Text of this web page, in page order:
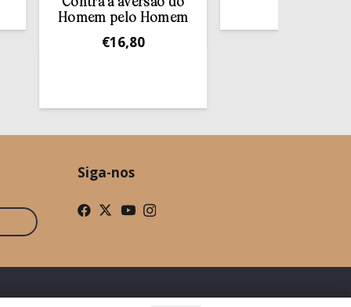
Contra a aversão do
pelo Homem
Siga-nos